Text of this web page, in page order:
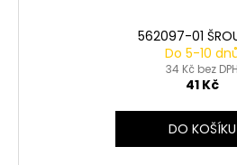
562097-01
Do 5-10
34 Kč bez DPH
41 Kč
DO KOŠÍKU